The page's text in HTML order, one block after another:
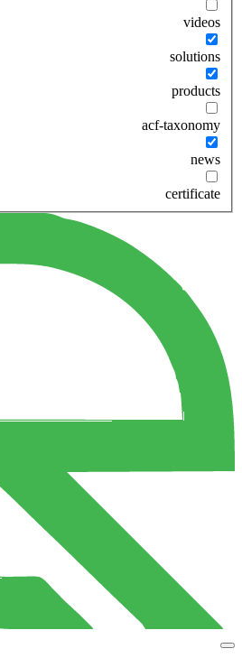
videos
solutions
products
acf-taxonomy
news
certificate